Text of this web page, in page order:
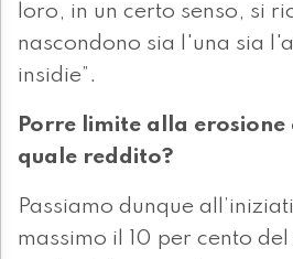
loro, in un certo senso, si
nascondono sia l'una sia
insidie”.
Porre limite alla
quale reddito?
Passiamo dunque
massimo il 10 per cento